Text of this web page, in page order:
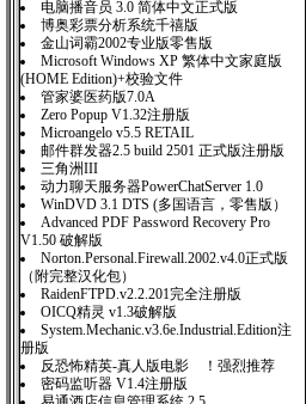
电脑播音员 3.0 简体中文正式版
博奥彩票分析系统千禧版
金山词霸2002专业版零售版
Microsoft Windows XP 繁体中文家庭版
(HOME Edition)+校验文件
管家婆医药版7.0A
Zero Popup V1.32注册版
Microangelo v5.5 RETAIL
邮件群发器2.5 build 2501 正式版注册版
三角洲III
动力聊天服务器PowerChatServer 1.0
WinDVD 3.1 DTS (多国语言，零售版）
Advanced PDF Password Recovery Pro
V1.50 破解版
Norton.Personal.Firewall.2002.v4.0正式版
（附完整汉化包）
RaidenFTPD.v2.2.201完全注册版
OICQ精灵 v1.3破解版
System.Mechanic.v3.6e.Industrial.Edition注
册版
反恐怖精英-真人版电影 ！强烈推荐
密码监听器 V1.4注册版